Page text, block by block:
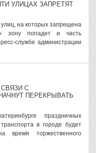
УЛИЦАХ ЗАПРЕТЯТ
на которых запрещена
зону попадет и часть
службе администрации
С
ПЕРЕКРЫВАТЬ
праздничных
в городе будет
время торжественного